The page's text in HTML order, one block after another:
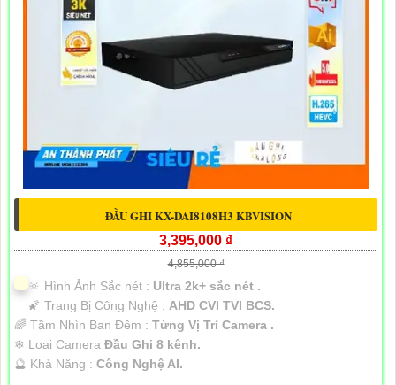
ĐẦU GHI KX-DAI8108H3 KBVISION
3,395,000 ₫
4,855,000 ₫
🔆 Hình Ảnh Sắc nét : Ultra 2k+ sắc nét .
🌠 Trang Bị Công Nghệ : AHD CVI TVI BCS.
🌈 Tầm Nhìn Ban Đêm : Từng Vị Trí Camera .
❄ Loại Camera Đầu Ghi 8 kênh.
️🔮 Khả Năng : Công Nghệ AI.